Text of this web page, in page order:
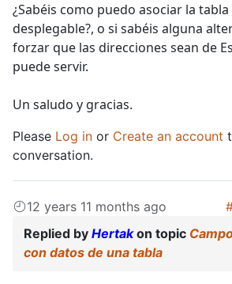
¿Sabéis como puedo asociar la
desplegable?, o si sabéis alguna
forzar que las direcciones sean de
puede servir.
Un saludo y gracias.
Please Log in or Create an account
conversation.
12 years 11 months ago
Replied by Hertakon topic
con datos de una tabla